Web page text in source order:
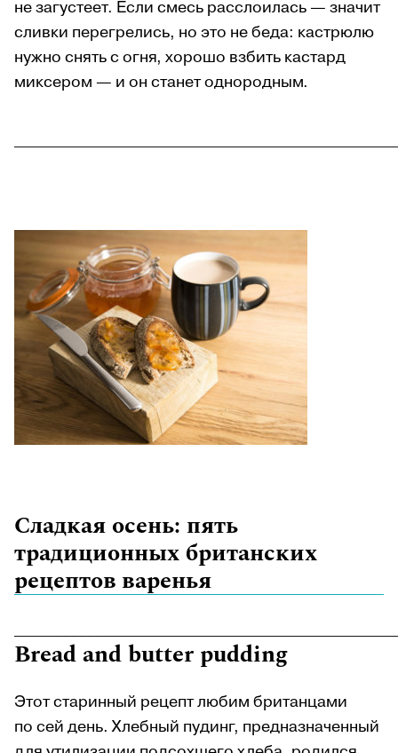
не загустеет. Если смесь расслоилась — значит
сливки перегрелись, но это не беда: кастрюлю
нужно снять с огня, хорошо взбить кастард
миксером — и он станет однородным.
Сладкая осень: пять
традиционных британских
рецептов варенья
Bread and butter pudding
Этот старинный рецепт любим британцами
по сей день. Хлебный пудинг, предназначенный